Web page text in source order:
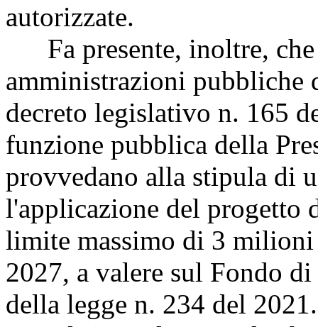
autorizzate.
Fa presente, inoltre, che
amministrazioni pubbliche
decreto legislativo n. 165
funzione pubblica della
provvedano alla stipula di
l'applicazione del progetto
limite massimo di 3
2027, a valere sul Fondo
della legge n. 234 del 2021.